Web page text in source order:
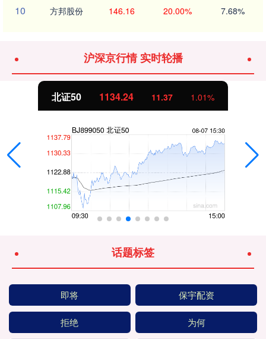
10 方邦股份 146.16 20.00% 7.68%
沪深京行情 实时轮播
北证50 1134.24 11.37 1.01%
话题标签
即将 保宇配资
拒绝 为何